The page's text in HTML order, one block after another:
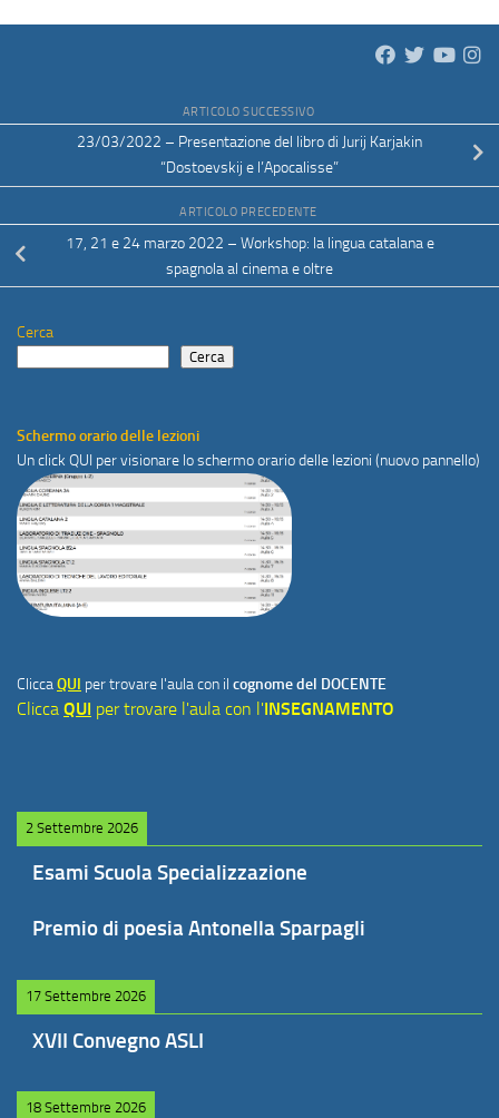
ARTICOLO SUCCESSIVO
23/03/2022 – Presentazione del libro di Jurij Karjakin
“Dostoevskij e l’Apocalisse”
ARTICOLO PRECEDENTE
17, 21 e 24 marzo 2022 – Workshop: la lingua catalana e
spagnola al cinema e oltre
Cerca
Cerca
Schermo orario delle lezioni
Un click QUI per visionare lo schermo orario delle lezioni (nuovo pannello)
CliccaQUI per trovare l'aula con il cognome del DOCENTE
Clicca QUI per trovare l'aula con l'INSEGNAMENTO
2 Settembre 2026
Esami Scuola Specializzazione
Premio di poesia Antonella Sparpagli
17 Settembre 2026
XVII Convegno ASLI
18 Settembre 2026